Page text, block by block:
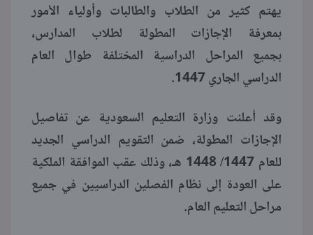
يهتم كثير من الطلاب والطالبات وأولياء الأمور
بمعرفة الإجازات المطولة لطلاب المدارس،
بجميع المراحل الدراسية المختلفة طوال العام
الدراسي الجاري 1447.
وقد أعلنت وزارة التعليم السعودية عن تفاصيل
الإجازات المطولة، ضمن التقويم الدراسي الجديد
للعام 1447/ 1448 هـ، وذلك عقب الموافقة الملكية
على العودة إلى نظام الفصلين الدراسيين في جميع
مراحل التعليم العام.